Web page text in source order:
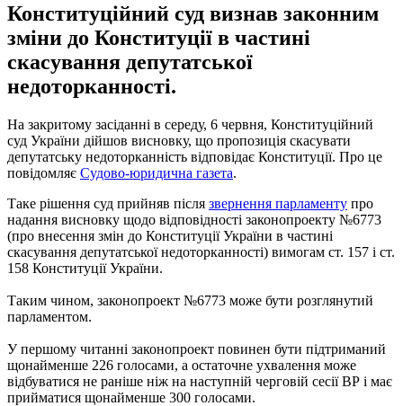
Конституційний суд визнав законним
зміни до Конституції в частині
скасування депутатської
недоторканності.
На закритому засіданні в середу, 6 червня, Конституційний
суд України дійшов висновку, що пропозиція скасувати
депутатську недоторканність відповідає Конституції. Про це
повідомляє Судово-юридична газета.
Таке рішення суд прийняв після звернення парламенту про
надання висновку щодо відповідності законопроекту №6773
(про внесення змін до Конституції України в частині
скасування депутатської недоторканності) вимогам ст. 157 і ст.
158 Конституції України.
Таким чином, законопроект №6773 може бути розглянутий
парламентом.
У першому читанні законопроект повинен бути підтриманий
щонайменше 226 голосами, а остаточне ухвалення може
відбуватися не раніше ніж на наступній черговій сесії ВР і має
прийматися щонайменше 300 голосами.